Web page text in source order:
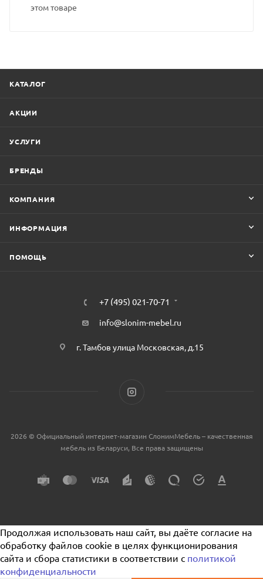
этом товаре
КАТАЛОГ
АКЦИИ
УСЛУГИ
БРЕНДЫ
КОМПАНИЯ
ИНФОРМАЦИЯ
ПОМОЩЬ
+7 (495) 021-70-71
info@slonim-mebel.ru
г. Тамбов улица Московская, д.15
2026 © Официальный интернет-магазин СлонимМебель – качественная
мебель из Беларуси, Все права защищены
Продолжая использовать наш сайт, вы даёте согласие на
обработку файлов cookie в целях функционирования
сайта и сбора статистики в соответствии с политикой
конфиденциальности